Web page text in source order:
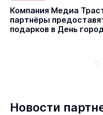
Компания Медиа
партнёры
подарков в День
Новости